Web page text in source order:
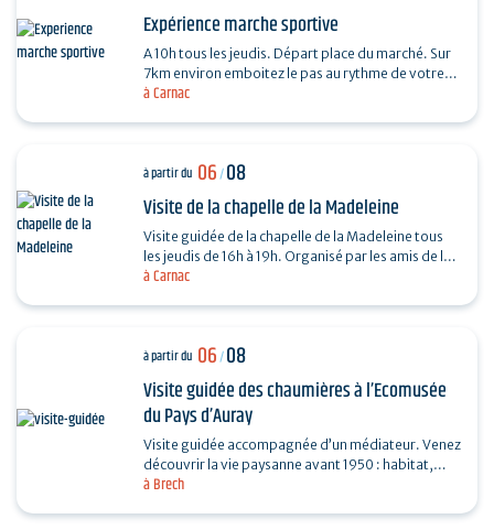
à Carnac
Expérience marche sportive
A 10h tous les jeudis. Départ place du marché. Sur
7km environ emboitez le pas au rythme de votre
coach sportif (6km environs) . La marche sportive
à Carnac
à partir du 06/08
Visite de la chapelle de la Madeleine
Visite guidée de la chapelle de la Madeleine tous
les jeudis de 16h à 19h. Organisé par les amis de la
à Brech
à partir du 06/08
Visite guidée des chaumières à l’Ecomusée
du Pays d’Auray
Visite guidée accompagnée d’un médiateur. Venez
découvrir la vie paysanne avant 1950 : habitat,
agriculture, paysage, savoir-faire… et enrichir…